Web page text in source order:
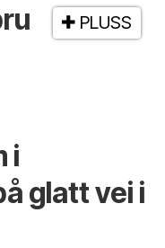
PLUSS
i
glatt vei i